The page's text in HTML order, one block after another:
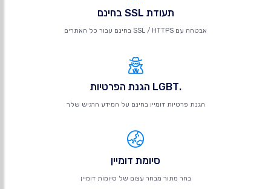
תעודת SSL בחינם
אבטחה עם SSL / HTTPS בחינם עבור כל האתרים
.LGBT הגנת הפרטיות
הגנת פרטיות דומיין בחינם על המידע הרגיש שלך
סיומת דומיין
בחר מתוך מבחר עצום של סיומות דומיין